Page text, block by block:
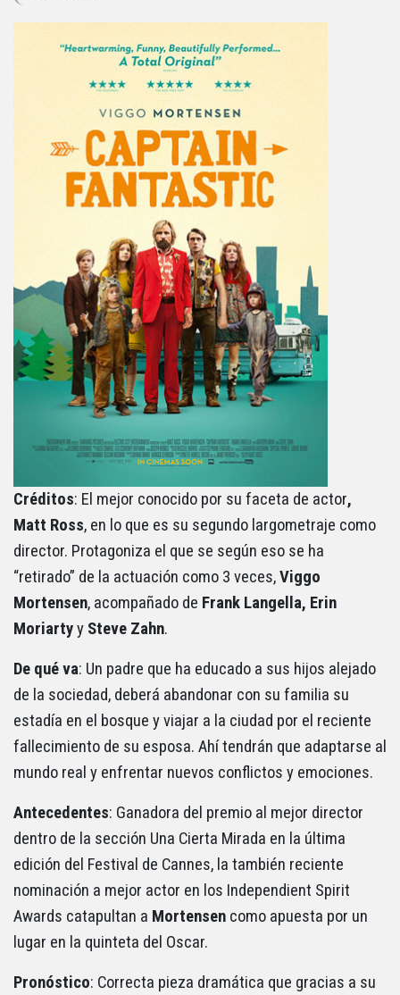
Créditos: El mejor conocido por su faceta de actor,
Matt Ross, en lo que es su segundo largometraje como
director. Protagoniza el que se según eso se ha
“retirado” de la actuación como 3 veces,Viggo
Mortensen, acompañado de Frank Langella, Erin
Moriartyy Steve Zahn.
De quéva: Un padre que ha educado a sus hijos alejado
de la sociedad, deberá abandonar con su familia su
estadía en el bosque y viajar a la ciudad por el reciente
fallecimiento de su esposa. Ahí tendrán que adaptarse al
mundo real y enfrentar nuevos conflictos y emociones.
Antecedentes: Ganadora del premio al mejor director
dentro de la sección Una Cierta Mirada en la última
edición del Festival de Cannes, la también reciente
nominación a mejor actor en los Independient Spirit
Awards catapultan a Mortensen como apuesta por un
lugar en la quinteta del Oscar.
Pronóstico: Correcta pieza dramática que gracias a su